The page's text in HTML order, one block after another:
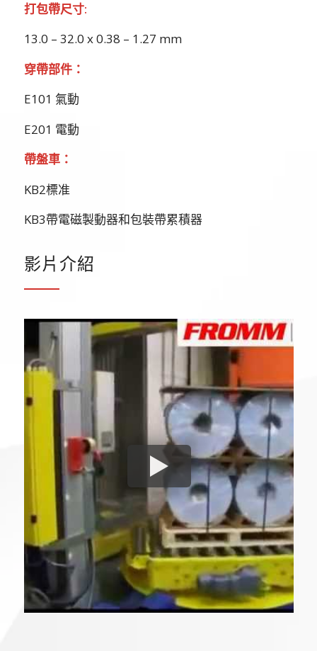
打包帶尺寸:
13.0 – 32.0 x 0.38 – 1.27 mm
穿帶部件：
E101 氣動
E201 電動
帶盤車：
KB2標准
KB3帶電磁製動器和包裝帶累積器
影片介紹